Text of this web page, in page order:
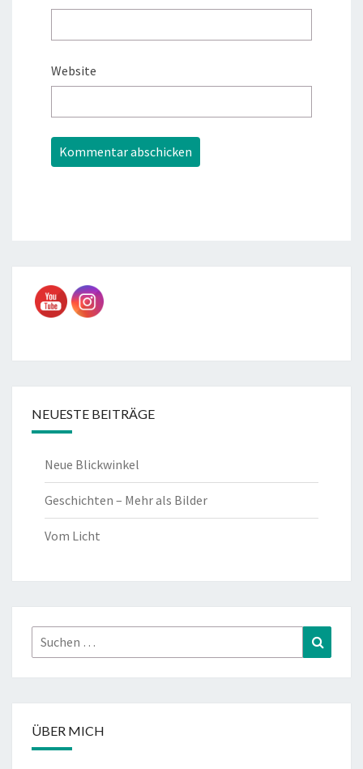
Website
NEUESTE BEITRÄGE
Neue Blickwinkel
Geschichten – Mehr als Bilder
Vom Licht
Suchen
nach:
ÜBER MICH